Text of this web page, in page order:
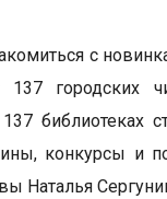
с
городских
библиотеках
конкурсы и
Наталья